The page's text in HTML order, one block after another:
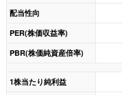
配当性向
PER(株価収益率)
PBR(株価純資産倍率)
1株当たり純利益